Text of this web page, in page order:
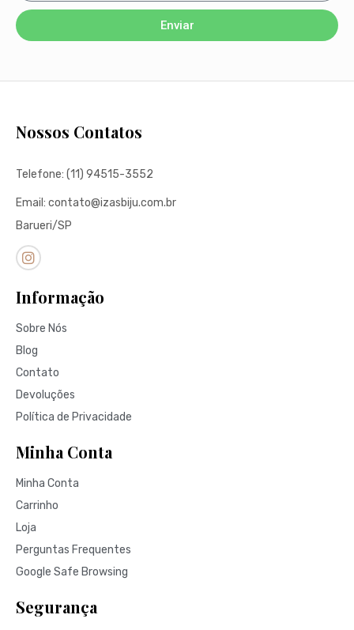
Enviar
Nossos Contatos
Telefone: (11) 94515-3552
Email: contato@izasbiju.com.br
Barueri/SP
Informação
Sobre Nós
Blog
Contato
Devoluções
Política de Privacidade
Minha Conta
Minha Conta
Carrinho
Loja
Perguntas Frequentes
Google Safe Browsing
Segurança